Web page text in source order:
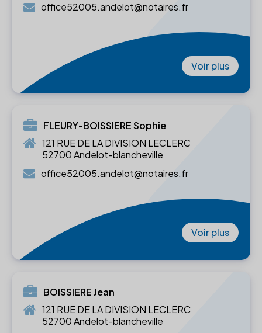
office52005.andelot@notaires.fr
Voir plus
FLEURY-BOISSIERE Sophie
121 RUE DE LA DIVISION LECLERC
52700 Andelot-blancheville
office52005.andelot@notaires.fr
Voir plus
BOISSIERE Jean
121 RUE DE LA DIVISION LECLERC
52700 Andelot-blancheville